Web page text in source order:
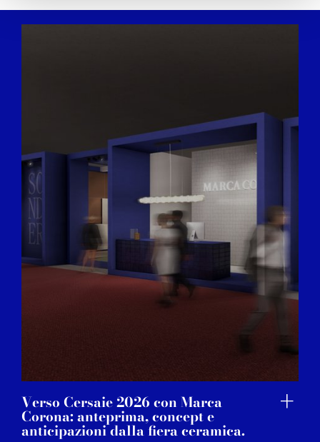
We also share information about your use of our site with
Verso Cersaie 2026 con Marca
Corona: anteprima, concept e
anticipazioni dalla fiera ceramica.